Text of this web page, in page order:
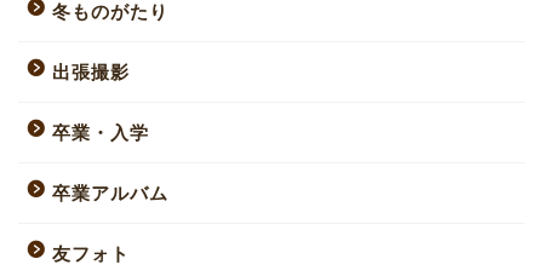
冬ものがたり
出張撮影
卒業・入学
卒業アルバム
友フォト